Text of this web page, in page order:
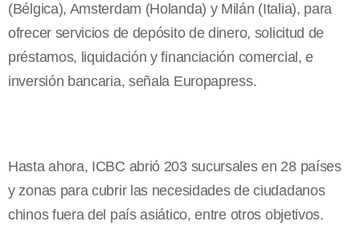
(Bélgica), Amsterdam (Holanda) y Milán (Italia), para
ofrecer servicios de depósito de dinero, solicitud de
préstamos, liquidación y financiación comercial, e
inversión bancaria, señala Europapress.
Hasta ahora, ICBC abrió 203 sucursales en 28 países
y zonas para cubrir las necesidades de ciudadanos
chinos fuera del país asiático, entre otros objetivos.